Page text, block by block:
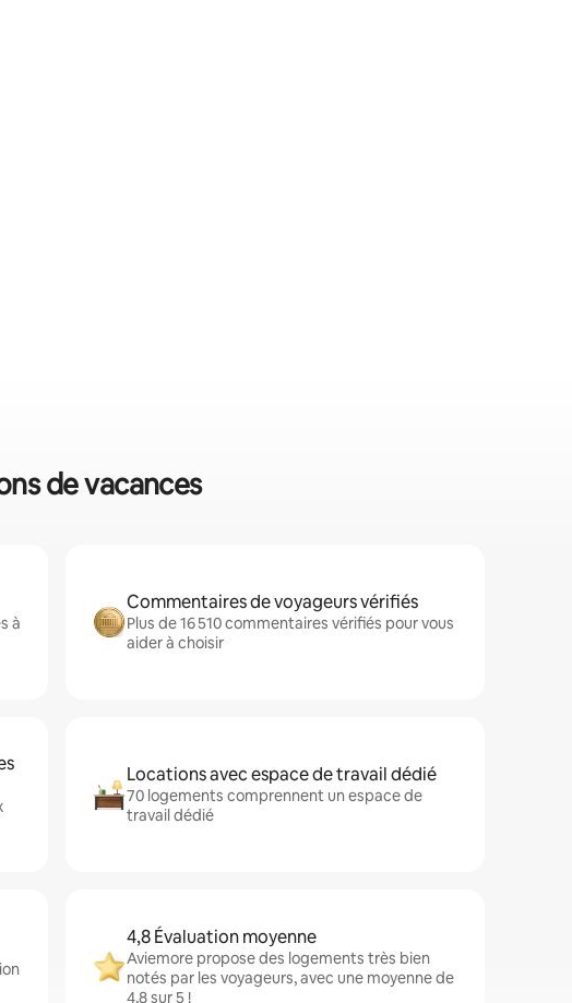
de vacances
à
Commentaires de voyageurs vérifiés
Plus de 16 510 commentaires vérifiés pour vous
aider à choisir
Locations avec espace de travail dédié
70 logements comprennent un espace de
travail dédié
4,8 Évaluation moyenne
Aviemore propose des logements très bien
notés par les voyageurs, avec une moyenne de
4,8 sur 5 !